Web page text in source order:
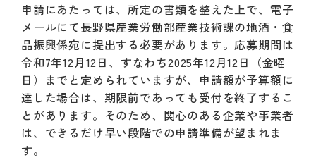
申請にあたっては、所定の書類を整えた上で、電子
メールにて長野県産業労働部産業技術課の地酒・食
品振興係宛に提出する必要があります。応募期間は
令和7年12月12日、すなわち2025年12月12日（金曜
日）までと定められていますが、申請額が予算額に
達した場合は、期限前であっても受付を終了するこ
とがあります。そのため、関心のある企業や事業者
は、できるだけ早い段階での申請準備が望まれま
す。